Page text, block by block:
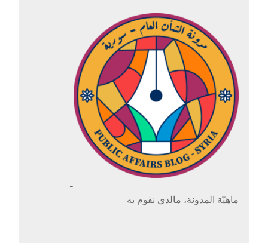
-
ماهيّة المدونة، مالذي نقوم به